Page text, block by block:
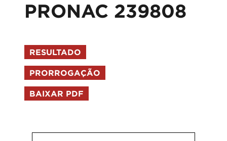
PRONAC 239808
RESULTADO
PRORROGAÇÃO
BAIXAR PDF